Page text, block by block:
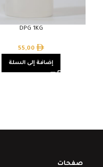
DPG 1KG
55,00
إضافة إلى السلة
صفحات